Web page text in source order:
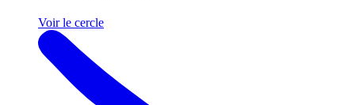
Voir le cercle